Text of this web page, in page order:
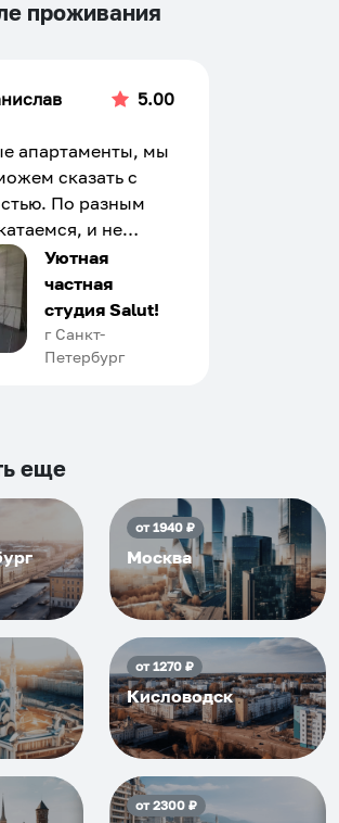
проживания
5.00
апартаменты, мы
сказать с
По разным
и не
Сервис на
Хозяин
доброй души
можно
подскажет
еще...
Уютная
частная
студия Salut!
г Санкт-
Петербург
еще
от1940₽
Москва
от1270₽
Кисловодск
от2300₽